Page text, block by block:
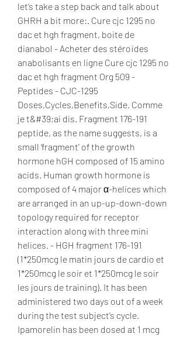
let’s take a step back and talk about
GHRH a bit more:. Cure cjc 1295 no
dac et hgh fragment, boite de
dianabol - Acheter des stéroïdes
anabolisants en ligne Cure cjc 1295 no
dac et hgh fragment Org 509 -
Peptides - CJC-1295
Doses,Cycles,Benefits,Side. Comme
je t&#39;ai dis. Fragment 176-191
peptide, as the name suggests, is a
small ‘fragment’ of the growth
hormone hGH composed of 15 amino
acids. Human growth hormone is
composed of 4 major α-helices which
are arranged in an up-up-down-down
topology required for receptor
interaction along with three mini
helices. - HGH fragment 176-191
(1*250mcg le matin jours de cardio et
1*250mcg le soir et 1*250mcg le soir
les jours de training). It has been
administered two days out of a week
during the test subject’s cycle.
Ipamorelin has been dosed at 1 mcg